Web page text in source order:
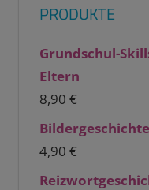
PRODUKTE
Grundschul-
Eltern
8,90 €
4,90 €